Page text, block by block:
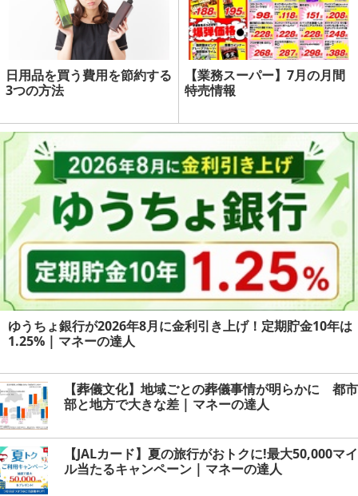
日用品を買う費用を節約する
3つの方法
【業務スーパー】7月の月間
特売情報
ゆうちょ銀行が2026年8月に金利引き上げ！定期貯金10年は
1.25% | マネーの達人
【葬儀文化】地域ごとの葬儀事情が明らかに 都市
部と地方で大きな差 | マネーの達人
【JALカード】夏の旅行がおトクに!最大50,000マイ
ル当たるキャンペーン | マネーの達人